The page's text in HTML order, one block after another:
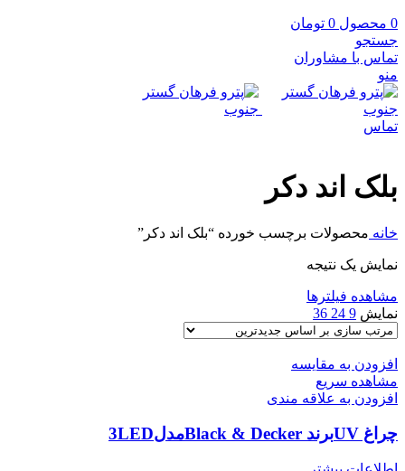
0 محصول 0 تومان
جستجو
تماس با مشاوران
منو
تماس
بلک اند دکر
خانه محصولات برچسب خورده “بلک اند دکر”
نمایش یک نتیجه
مشاهده فیلترها
نمایش 9
24
36
افزودن به مقایسه
مشاهده سریع
افزودن به علاقه مندی
چراغ UVبرند Black & Deckerمدل3LED